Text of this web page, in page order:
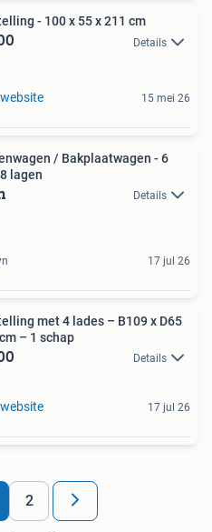
- 100 x 55 x 211 cm
Details
15 mei 26
/ Bakplaatwagen - 6
lagen
Details
17 jul 26
met 4 lades – B109 x D65
– 1 schap
Details
17 jul 26
2